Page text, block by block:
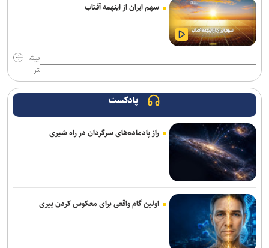
سهم ایران از اینهمه آفتاب
بیش
تر
پادکست
راز پادماده‌های سرگردان در راه شیری
اولین گام واقعی برای معکوس کردن پیری